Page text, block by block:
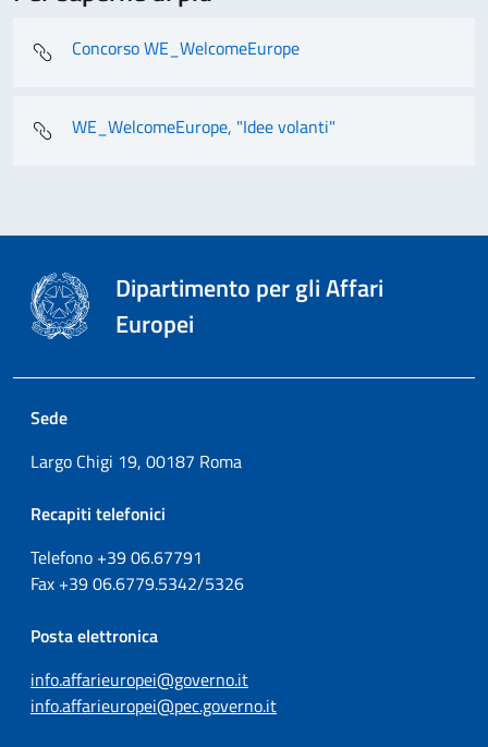
Concorso WE_WelcomeEurope
WE_WelcomeEurope, "Idee volanti"
Dipartimento per gli Affari
Europei
Sede
Largo Chigi 19, 00187 Roma
Recapiti telefonici
Telefono +3906.67791
Fax +3906.6779.5342/5326
Posta elettronica
info.affarieuropei@governo.it
info.affarieuropei@pec.governo.it